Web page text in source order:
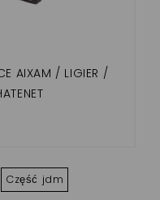
AIXAM / LIGIER /
Część jdm